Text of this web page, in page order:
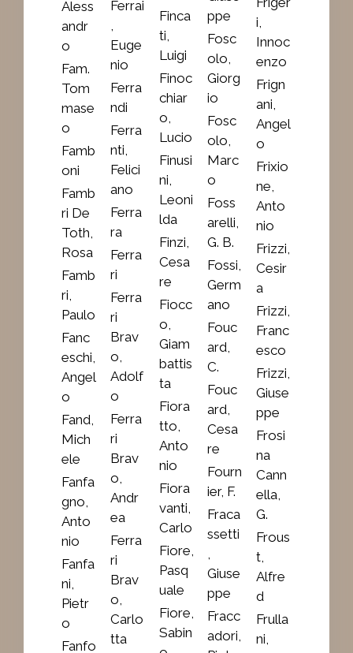
Aless
andr
o
Fam.
Tom
mase
o
Famb
oni
Famb
ri De
Toth,
Rosa
Famb
ri,
Paulo
Fanc
eschi,
Angel
o
Fand,
Mich
ele
Fanfa
gno,
Anto
nio
Fanfa
ni,
Pietr
o
Fanfo
Ferrai
Euge
nio
Ferra
ndi
Ferra
nti,
Felici
ano
Ferra
ra
Ferra
ri
Ferra
ri
Brav
o,
Adolf
o
Ferra
ri
Brav
o,
Andr
ea
Ferra
ri
Brav
o,
Carlo
tta
Finca
ti,
Luigi
Finoc
chiar
o,
Lucio
Finusi
ni,
Leoni
lda
Finzi,
Cesa
re
Fiocc
o,
Giam
battis
ta
Fiora
tto,
Anto
nio
Fiora
vanti,
Carlo
Fiore,
Pasq
uale
Fiore,
Sabin
ppe
Fosc
olo,
Giorg
io
Fosc
olo,
Marc
o
Foss
arelli,
G. B.
Fossi,
Germ
ano
Fouc
ard,
C.
Fouc
ard,
Cesa
re
Fourn
ier, F.
Fraca
ssetti
Giuse
ppe
Fracc
adori,
i,
Innoc
enzo
Frign
ani,
Angel
o
Frixio
ne,
Anto
nio
Frizzi,
Cesir
a
Frizzi,
Franc
esco
Frizzi,
Giuse
ppe
Frosi
na
Cann
ella,
G.
Frous
t,
Alfre
d
Frulla
ni,